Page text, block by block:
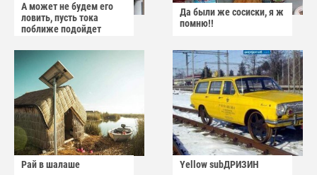
А может не будем его
ловить, пусть тока
поближе подойдет
Да были же сосиски, я ж
помню!!
Рай в шалаше Yellow subДРИЗИН